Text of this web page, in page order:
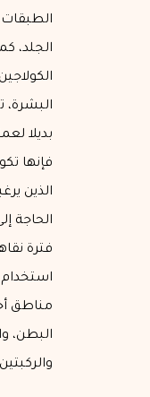
الجلد،
البشرة،
بديلا
فإنها
الذين
الحاجة
فترة
استخدام
مناطق
البطن،